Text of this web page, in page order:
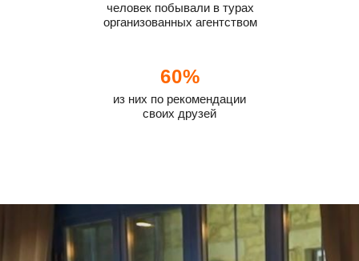
из них по рекомендации
своих друзей
человек побывали в турах
организованных агентством
60%